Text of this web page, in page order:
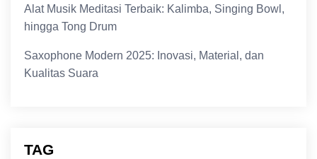
Alat Musik Meditasi Terbaik: Kalimba, Singing Bowl,
hingga Tong Drum
Saxophone Modern 2025: Inovasi, Material, dan
Kualitas Suara
TAG